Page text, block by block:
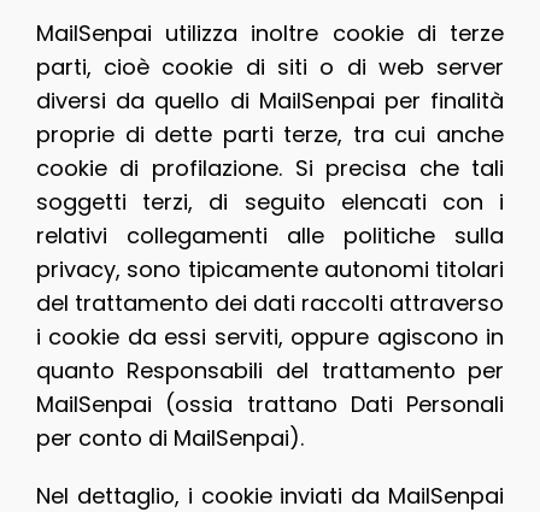
MailSenpai utilizza inoltre cookie di terze
parti, cioè cookie di siti o di web server
diversi da quello di MailSenpai per finalità
proprie di dette parti terze, tra cui anche
cookie di profilazione. Si precisa che tali
soggetti terzi, di seguito elencati con i
relativi collegamenti alle politiche sulla
privacy, sono tipicamente autonomi titolari
del trattamento dei dati raccolti attraverso
i cookie da essi serviti, oppure agiscono in
quanto Responsabili del trattamento per
MailSenpai (ossia trattano Dati Personali
per conto di MailSenpai).
Nel dettaglio, i cookie inviati da MailSenpai